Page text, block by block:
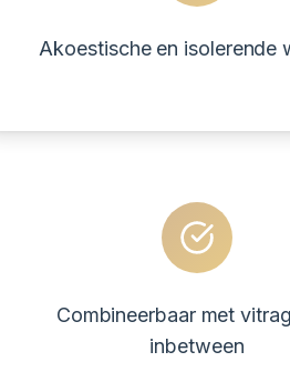
Akoestische en isolerende
Combineerbaar met
inbetween